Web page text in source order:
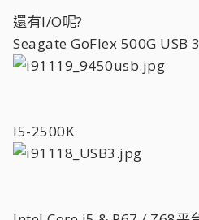
還有I/O呢?
Seagate GoFlex 500G USB
I5-2500K